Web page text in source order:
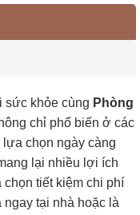
sức khỏe cùng Phòng
chỉ phổ biến ở các
chọn ngày càng
lại nhiều lợi ích
tiết kiệm chi phí
tại nhà hoặc là